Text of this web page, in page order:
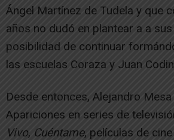
Ángel Martínez de Tudela y que
años no dudó en plantear a a
posibilidad de continuar
las escuelas Coraza y Juan
Desde entonces, Alejandro
Apariciones en series de
Vivo, Cuéntame, películas de